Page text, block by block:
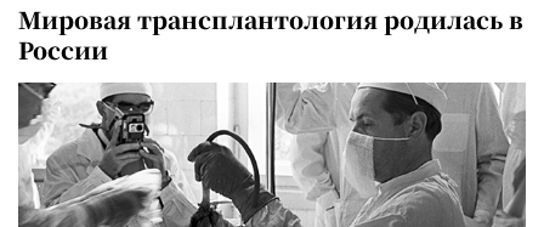
Мировая трансплантология родилась в
России